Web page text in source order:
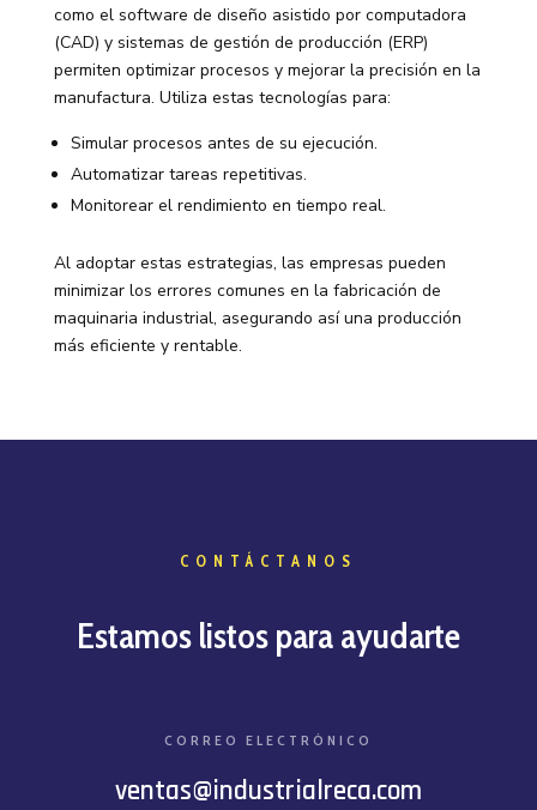
como el software de diseño asistido por computadora
(CAD) y sistemas de gestión de producción (ERP)
permiten optimizar procesos y mejorar la precisión en la
manufactura. Utiliza estas tecnologías para:
Simular procesos antes de su ejecución.
Automatizar tareas repetitivas.
Monitorear el rendimiento en tiempo real.
Al adoptar estas estrategias, las empresas pueden
minimizar los errores comunes en la fabricación de
maquinaria industrial, asegurando así una producción
más eficiente y rentable.
CONTÁCTANOS
Estamos listos para ayudarte
CORREO ELECTRÓNICO
ventas@industrialreca.com